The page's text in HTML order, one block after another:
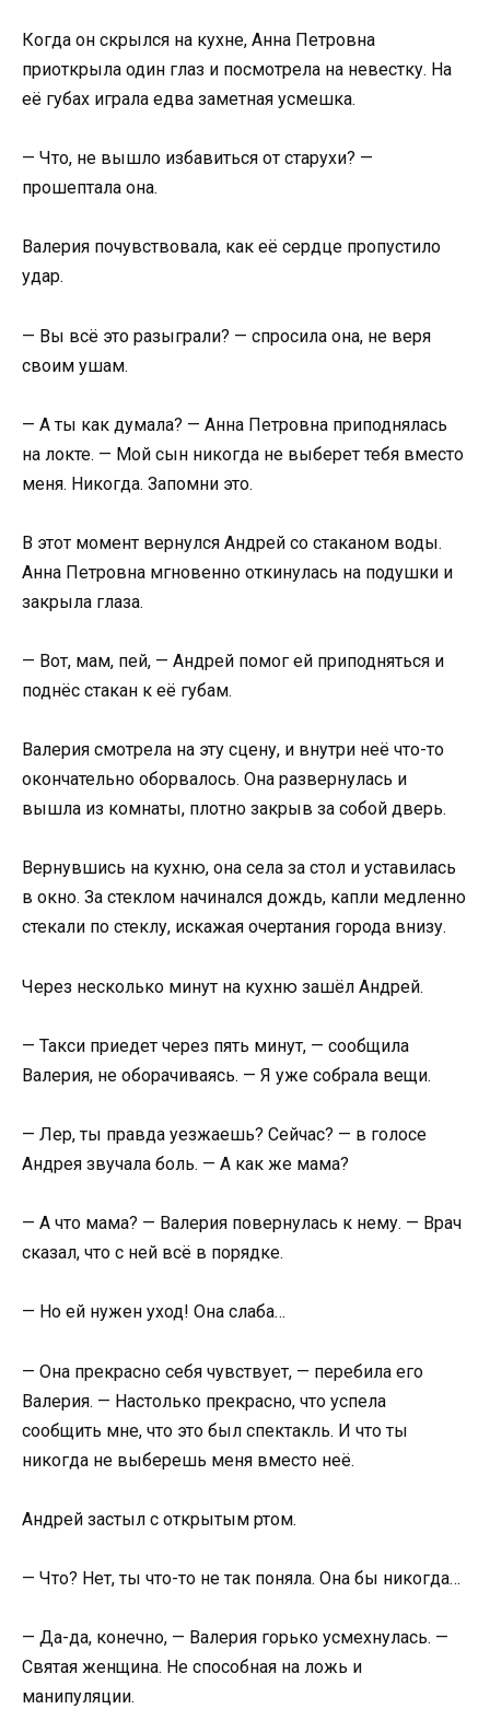
Когда он скрылся на кухне, Анна Петровна
приоткрыла один глаз и посмотрела на невестку. На
её губах играла едва заметная усмешка.
— Что, не вышло избавиться от старухи? —
прошептала она.
Валерия почувствовала, как её сердце пропустило
удар.
— Вы всё это разыграли? — спросила она, не веря
своим ушам.
— А ты как думала? — Анна Петровна приподнялась
на локте. — Мой сын никогда не выберет тебя вместо
меня. Никогда. Запомни это.
В этот момент вернулся Андрей со стаканом воды.
Анна Петровна мгновенно откинулась на подушки и
закрыла глаза.
— Вот, мам, пей, — Андрей помог ей приподняться и
поднёс стакан к её губам.
Валерия смотрела на эту сцену, и внутри неё что-то
окончательно оборвалось. Она развернулась и
вышла из комнаты, плотно закрыв за собой дверь.
Вернувшись на кухню, она села за стол и уставилась
в окно. За стеклом начинался дождь, капли медленно
стекали по стеклу, искажая очертания города внизу.
Через несколько минут на кухню зашёл Андрей.
— Такси приедет через пять минут, — сообщила
Валерия, не оборачиваясь. — Я уже собрала вещи.
— Лер, ты правда уезжаешь? Сейчас? — в голосе
Андрея звучала боль. — А как же мама?
— А что мама? — Валерия повернулась к нему. — Врач
сказал, что с ней всё в порядке.
— Но ей нужен уход! Она слаба…
— Она прекрасно себя чувствует, — перебила его
Валерия. — Настолько прекрасно, что успела
сообщить мне, что это был спектакль. И что ты
никогда не выберешь меня вместо неё.
Андрей застыл с открытым ртом.
— Что? Нет, ты что-то не так поняла. Она бы никогда…
— Да-да, конечно, — Валерия горько усмехнулась. —
Святая женщина. Не способная на ложь и
манипуляции.